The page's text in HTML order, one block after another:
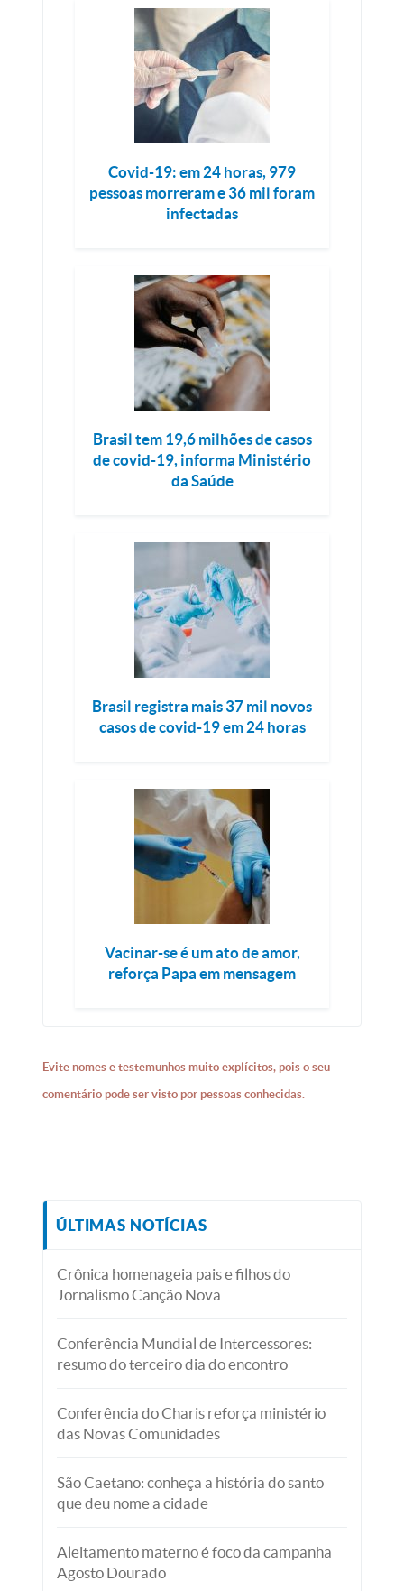
Covid-19: em 24 horas, 979
pessoas morreram e 36 mil foram
infectadas
Brasil tem 19,6 milhões de casos
de covid-19, informa Ministério
da Saúde
Brasil registra mais 37 mil novos
casos de covid-19 em 24 horas
Vacinar-se é um ato de amor,
reforça Papa em mensagem
Evite nomes e testemunhos muito explícitos, pois o seu
comentário pode ser visto por pessoas conhecidas.
ÚLTIMAS NOTÍCIAS
Crônica homenageia pais e filhos do
Jornalismo Canção Nova
Conferência Mundial de Intercessores:
resumo do terceiro dia do encontro
Conferência do Charis reforça ministério
das Novas Comunidades
São Caetano: conheça a história do santo
que deu nome a cidade
Aleitamento materno é foco da campanha
Agosto Dourado